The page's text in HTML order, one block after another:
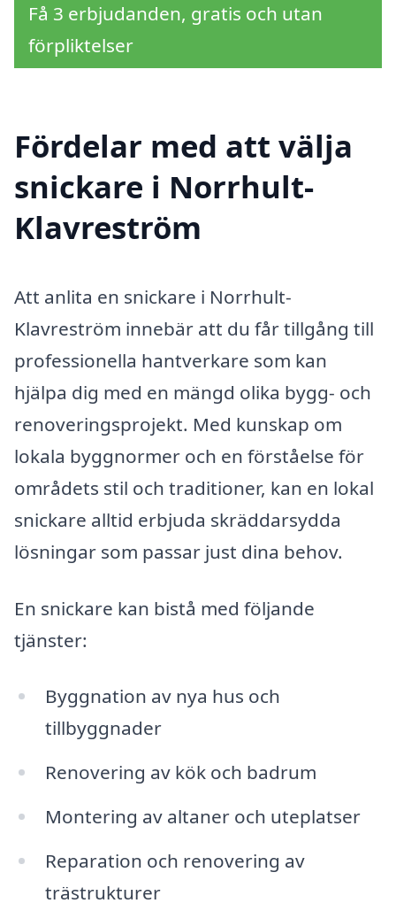
Få 3 erbjudanden, gratis och utan
förpliktelser
Fördelar med att välja
snickare i Norrhult-
Klavreström
Att anlita en snickare i Norrhult-
Klavreström innebär att du får tillgång till
professionella hantverkare som kan
hjälpa dig med en mängd olika bygg- och
renoveringsprojekt. Med kunskap om
lokala byggnormer och en förståelse för
områdets stil och traditioner, kan en lokal
snickare alltid erbjuda skräddarsydda
lösningar som passar just dina behov.
En snickare kan bistå med följande
tjänster:
Byggnation av nya hus och
tillbyggnader
Renovering av kök och badrum
Montering av altaner och uteplatser
Reparation och renovering av
trästrukturer